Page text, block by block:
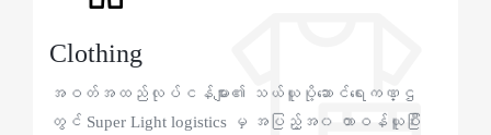
Clothing
အဝတ်အထည်လုပ်ငန်များ၏ သယ်ယူပို့ဆောင်ရေးကဏ္ဌ
တွင် Super Light logistics မှ အပြည့်အ၀ တာဝန်ယူပြီး